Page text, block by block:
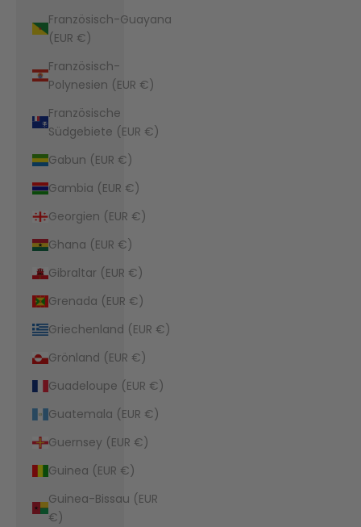
Französisch-Guayana
(EUR €)
Französisch-
Polynesien (EUR €)
Französische
Südgebiete (EUR €)
Gabun (EUR €)
Gambia (EUR €)
Georgien (EUR €)
Ghana (EUR €)
Gibraltar (EUR €)
Grenada (EUR €)
Griechenland (EUR €)
Grönland (EUR €)
Guadeloupe (EUR €)
Guatemala (EUR €)
Guernsey (EUR €)
Guinea (EUR €)
Guinea-Bissau (EUR
€)